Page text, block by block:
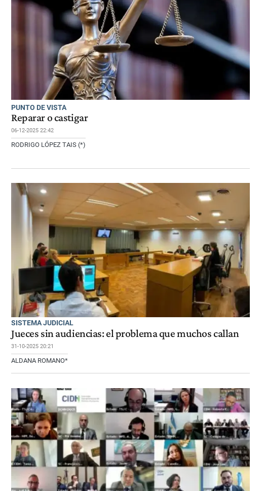
PUNTO DE VISTA
Reparar o castigar
06-12-2025 22:42
RODRIGO LÓPEZ TAIS (*)
SISTEMA JUDICIAL
Jueces sin audiencias: el problema que muchos callan
31-10-2025 20:21
ALDANA ROMANO*